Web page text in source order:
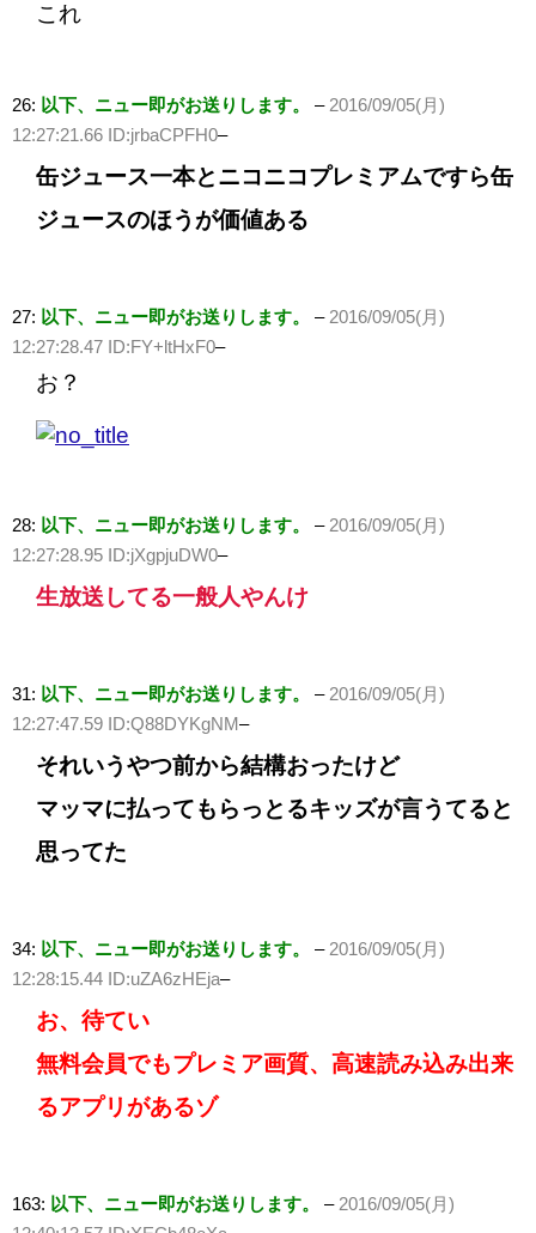
これ
26: 以下、ニュー即がお送りします。 –2016/09/05(月)
12:27:21.66 ID:jrbaCPFH0–
缶ジュース一本とニコニコプレミアムですら缶
ジュースのほうが価値ある
27: 以下、ニュー即がお送りします。 –2016/09/05(月)
12:27:28.47 ID:FY+ltHxF0–
お？
28: 以下、ニュー即がお送りします。 –2016/09/05(月)
12:27:28.95 ID:jXgpjuDW0–
生放送してる一般人やんけ
31: 以下、ニュー即がお送りします。 –2016/09/05(月)
12:27:47.59 ID:Q88DYKgNM–
それいうやつ前から結構おったけど
マッマに払ってもらっとるキッズが言うてると
思ってた
34: 以下、ニュー即がお送りします。 –2016/09/05(月)
12:28:15.44 ID:uZA6zHEja–
お、待てい
無料会員でもプレミア画質、高速読み込み出来
るアプリがあるゾ
163: 以下、ニュー即がお送りします。 –2016/09/05(月)